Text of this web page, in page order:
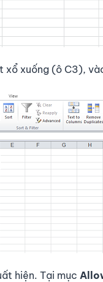
xuống (ô C3),
hiện. Tại mục